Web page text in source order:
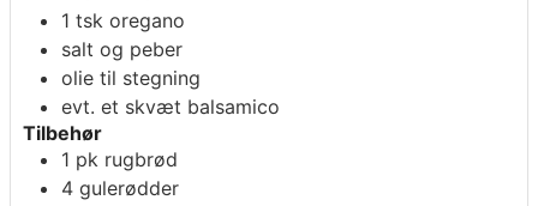
1 tsk oregano
salt og peber
olie til stegning
evt. et skvæt balsamico
Tilbehør
1 pk rugbrød
4 gulerødder